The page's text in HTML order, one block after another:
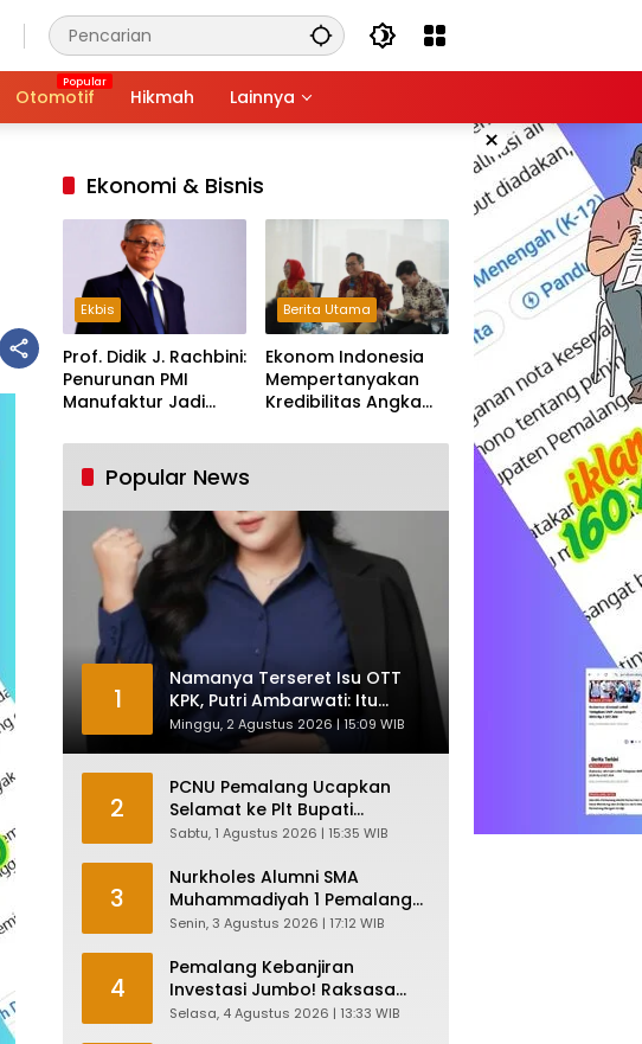
Otomotif Hikmah Lainnya
×
Ekonomi & Bisnis
Ekbis
Prof. Didik J. Rachbini:
Penurunan PMI
Manufaktur Jadi
Industri Nasional
Berita Utama
Ekonom Indonesia
Mempertanyakan
Kredibilitas Angka
Tumbuh Tapi Rapuh
Popular News
1
Namanya Terseret Isu OTT
KPK, Putri Ambarwati: Itu
Hanya Kesamaan Nama
Minggu, 2 Agustus 2026 | 15:09 WIB
2
PCNU Pemalang Ucapkan
Selamat ke Plt Bupati
Nurkholes: Pemimpin Adalah
Sabtu, 1 Agustus 2026 | 15:35 WIB
3
Nurkholes Alumni SMA
Muhammadiyah 1 Pemalang
Angkatan 1986 Resmi
Pesan Ketua Asmam 86
Senin, 3 Agustus 2026 | 17:12 WIB
4
Pemalang Kebanjiran
Investasi Jumbo! Raksasa
Garmen Jepang Siap Bangun
Selasa, 4 Agustus 2026 | 13:33 WIB